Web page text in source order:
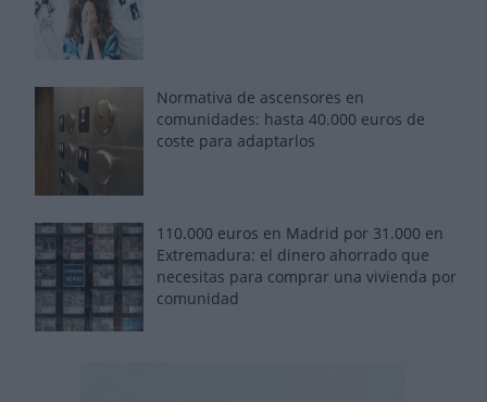
Normativa de ascensores en
comunidades: hasta 40.000 euros de
coste para adaptarlos
110.000 euros en Madrid por 31.000 en
Extremadura: el dinero ahorrado que
necesitas para comprar una vivienda por
comunidad